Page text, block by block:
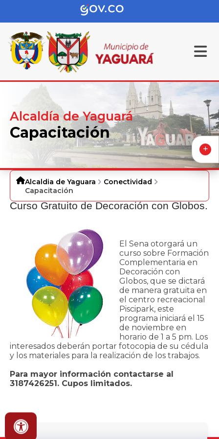
Alcaldía de Yaguará
Capacitación
Alcaldia de Yaguara
Conectividad
Capacitación
Curso Gratuito de Decoración con Globos.
El Sena otorgará un
curso sobre Formación
Complementaria en
Decoración con
Globos, que se dictará
de manera gratuita en
el centro recreacional
Piscipark, este
programa iniciará el 15
de noviembre en
horario de 1 a 5 pm. Los
interesados deberán portar fotocopia de su cédula
y los materiales para la realización de los trabajos.
Para mayor información contactarse al
3187426251. Cupos limitados.